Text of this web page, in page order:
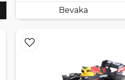
Bevaka